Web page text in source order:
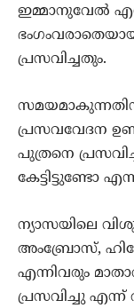
ഇമ്മാനുവേല്‍
പ്രസവിച്ചതും.
പ്രസവവേദന
പുത്രനെ
കേട്ടിട്ടുണ്ടോ
ന്യാസയിലെ
അംബ്രോസ്,
എന്നിവരും
പ്രസവിച്ചു എന്ന്